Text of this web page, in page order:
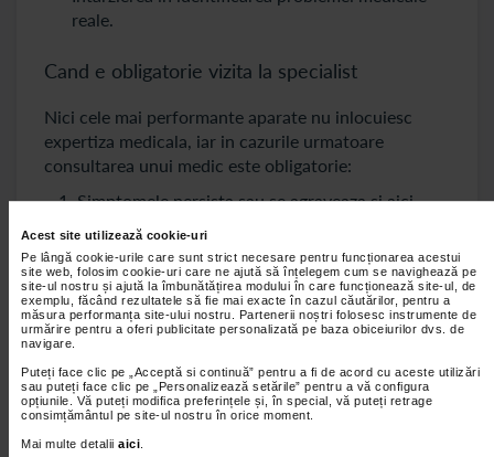
Acest site utilizează cookie-uri
Pe lângă cookie-urile care sunt strict necesare pentru funcționarea acestui
site web, folosim cookie-uri care ne ajută să înțelegem cum se navighează pe
site-ul nostru și ajută la îmbunătățirea modului în care funcționează site-ul, de
exemplu, făcând rezultatele să fie mai exacte în cazul căutărilor, pentru a
măsura performanța site-ului nostru. Partenerii noștri folosesc instrumente de
urmărire pentru a oferi publicitate personalizată pe baza obiceiurilor dvs. de
navigare.
Puteți face clic pe „Acceptă si continuă” pentru a fi de acord cu aceste utilizări
sau puteți face clic pe „Personalizează setările” pentru a vă configura
opțiunile. Vă puteți modifica preferințele și, în special, vă puteți retrage
consimțământul pe site-ul nostru în orice moment.
Mai multe detalii aici
reale.
Cand e obligatorie vizita la specialist
Nici cele mai performante aparate nu inlocuiesc
expertiza medicala, iar in cazurile urmatoare
consultarea unui medic este obligatorie:
Simptomele persista sau se agraveaza si aici
vom puncta durerile cronice, febra prelungita,
ameteli, dificultate in respiratie.
Dispozitivul de masurare (tensiune, glicemie,
saturatie, etc.) arata valori anormale constant-
in aceasta situatie apelati la medic pentru o
Ai simptome noi pe care nu le-ai mai
experimentat- orice simptom nou, neobisnuit
trebuie investigat de medic.